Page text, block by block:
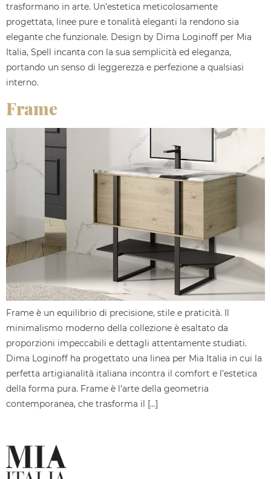
trasformano in arte. Un’estetica meticolosamente
progettata, linee pure e tonalità eleganti la rendono sia
elegante che funzionale. Design by Dima Loginoff per Mia
Italia, Spell incanta con la sua semplicità ed eleganza,
portando un senso di leggerezza e perfezione a qualsiasi
interno.
Frame
Frame è un equilibrio di precisione, stile e praticità. Il
minimalismo moderno della collezione è esaltato da
proporzioni impeccabili e dettagli attentamente studiati.
Dima Loginoff ha progettato una linea per Mia Italia in cui la
perfetta artigianalità italiana incontra il comfort e l’estetica
della forma pura. Frame è l’arte della geometria
contemporanea, che trasforma il […]